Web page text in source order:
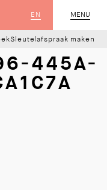
MENU
SLUIT
EN
Sleutelafspraak maken
445A-